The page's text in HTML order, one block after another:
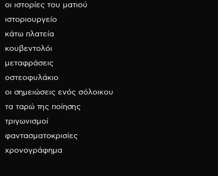
οι ιστορίες του ματιού
ιστοριουργείο
κάτω πλατεία
κουβεντολόι
μεταφράσεις
οστεοφυλάκιο
οι σημειώσεις ενός σόλοικου
τα ταρώ της ποίησης
τριγωνισμοί
φαντασματοκρισίες
χρονογράφημα